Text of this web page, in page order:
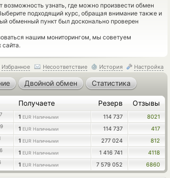
узнать, где можно произвести обмен
подходящий курс, обращая внимание также и
обменный пункт был досконально проверен
нашим мониторингом, мы советуем
сайта.
Избранное Несоответствие История Настройка
Двойной обмен Статистика
Получаете Резерв Отзывы
1 EUR Наличными 114 737
8021
1 EUR Наличными 114 737
417
1 EUR Наличными 277 024
812
1 EUR Наличными 1 416 741
4118
1 EUR Наличными 7 579 052 6860